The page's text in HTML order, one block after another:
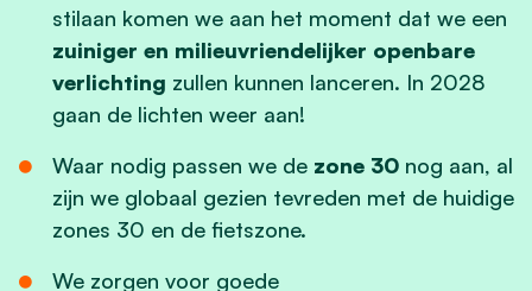
stilaan komen we aan het moment dat we een
zuiniger en milieuvriendelijker openbare
verlichting zullen kunnen lanceren. In 2028
gaan de lichten weer aan!
Waar nodig passen we de zone 30nog aan, al
zijn we globaal gezien tevreden met de huidige
zones 30 en de fietszone.
We zorgen voor goede